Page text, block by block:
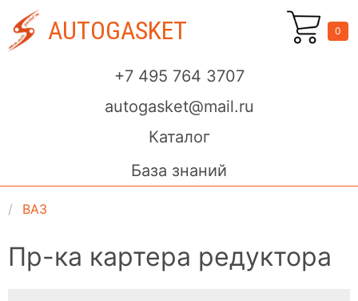
AUTOGASKET
+7 495 764 3707
autogasket@mail.ru
Каталог
База знаний
0
ВАЗ
Пр-ка картера редуктора